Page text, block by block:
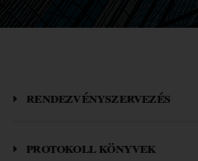
rendezvényszervezés
protokoll könyvek